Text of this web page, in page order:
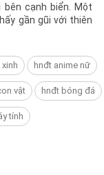
cạnh biển. Một
gần gũi với thiên
hnđt anime nữ
vật hnđt bóng đá
tính